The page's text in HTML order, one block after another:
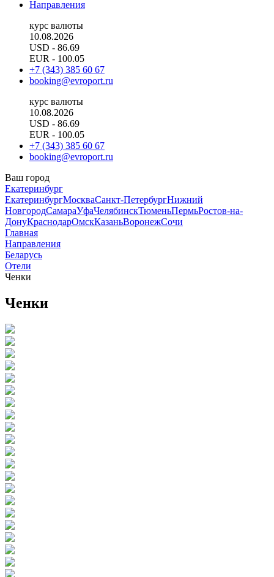
Направления
курс валюты
10.08.2026
USD - 86.69
EUR - 100.05
+7 (343) 385 60 67
booking@evroport.ru
курс валюты
10.08.2026
USD - 86.69
EUR - 100.05
+7 (343) 385 60 67
booking@evroport.ru
Ваш город
Екатеринбург
ЕкатеринбургМоскваСанкт-ПетербургНижний
НовгородСамараУфаЧелябинскТюменьПермьРостов-на-
ДонуКраснодарОмскКазаньВоронежСочи
Главная
Направления
Беларусь
Отели
Ченки
Ченки